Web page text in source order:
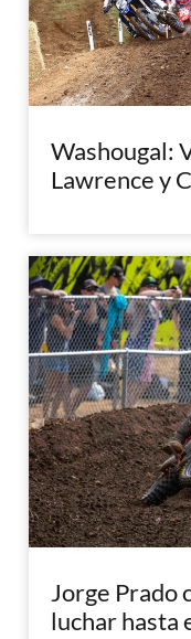
Washougal:
Lawrence y
Jorge Prado
luchar hasta